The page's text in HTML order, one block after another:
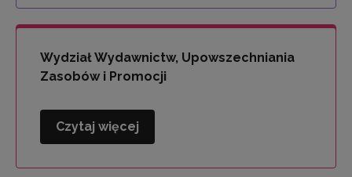
Językowych
i
Międzynarodowej
Wydział Wydawnictw, Upowszechniania
Zasobów i Promocji
Wydział
Upowszechniania
Czytaj więcej